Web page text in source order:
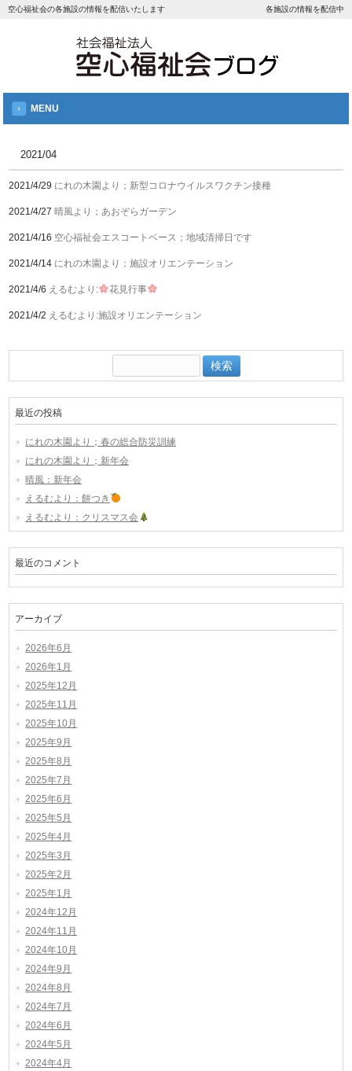
空心福祉会の各施設の情報を配信いたします 各施設の情報を配信中
MENU
2021/04
2021/4/29 にれの木園より；新型コロナウイルスワクチン接種
2021/4/27 晴風より；あおぞらガーデン
2021/4/16 空心福祉会エスコートベース；地域清掃日です
2021/4/14 にれの木園より；施設オリエンテーション
2021/4/6 えるむより: 花見行事
2021/4/2 えるむより:施設オリエンテーション
索:
最近の投稿
にれの木園より；春の総合防災訓練
にれの木園より；新年会
晴風：新年会
えるむより：餅つき
えるむより：クリスマス会
最近のコメント
アーカイブ
2026年6月
2026年1月
2025年12月
2025年11月
2025年10月
2025年9月
2025年8月
2025年7月
2025年6月
2025年5月
2025年4月
2025年3月
2025年2月
2025年1月
2024年12月
2024年11月
2024年10月
2024年9月
2024年8月
2024年7月
2024年6月
2024年5月
2024年4月